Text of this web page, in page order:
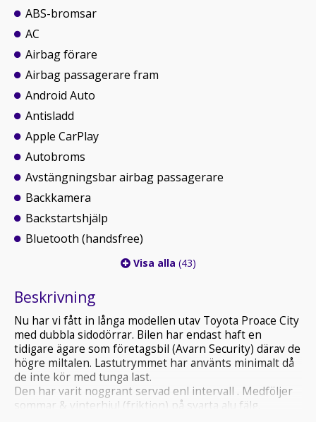
ABS-bromsar
AC
Airbag förare
Airbag passagerare fram
Android Auto
Antisladd
Apple CarPlay
Autobroms
Avstängningsbar airbag passagerare
Backkamera
Backstartshjälp
Bluetooth (handsfree)
Visa alla (43)
Beskrivning
Nu har vi fått in långa modellen utav Toyota Proace City
med dubbla sidodörrar. Bilen har endast haft en
tidigare ägare som företagsbil (Avarn Security) därav de
högre miltalen. Lastutrymmet har använts minimalt då
de inte kör med tunga last.
Den har varit noggrant servad enl intervall . Medföljer
sommar & vinterhjul (friktion) på svarta alu fälg.